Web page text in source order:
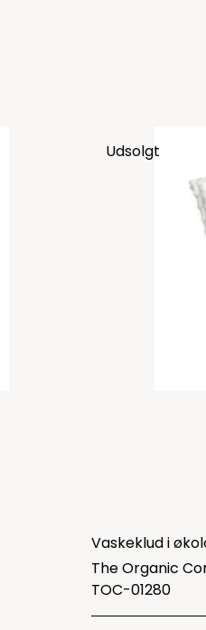
Udsolgt
Vaskeklud i
The Organic
TOC-01280